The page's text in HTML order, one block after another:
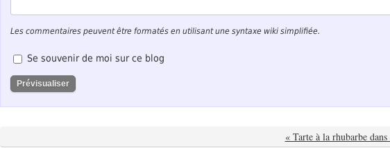
Les commentaires peuvent être formatés en utilisant une syntaxe wiki simplifiée.
Se souvenir de moi sur ce blog
« Tarte à la rhubarbe